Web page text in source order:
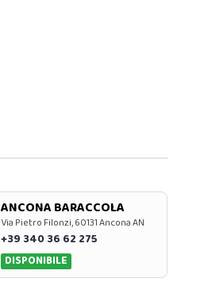
ANCONA BARACCOLA
Via Pietro Filonzi, 60131 Ancona AN
+39 340 36 62 275
DISPONIBILE